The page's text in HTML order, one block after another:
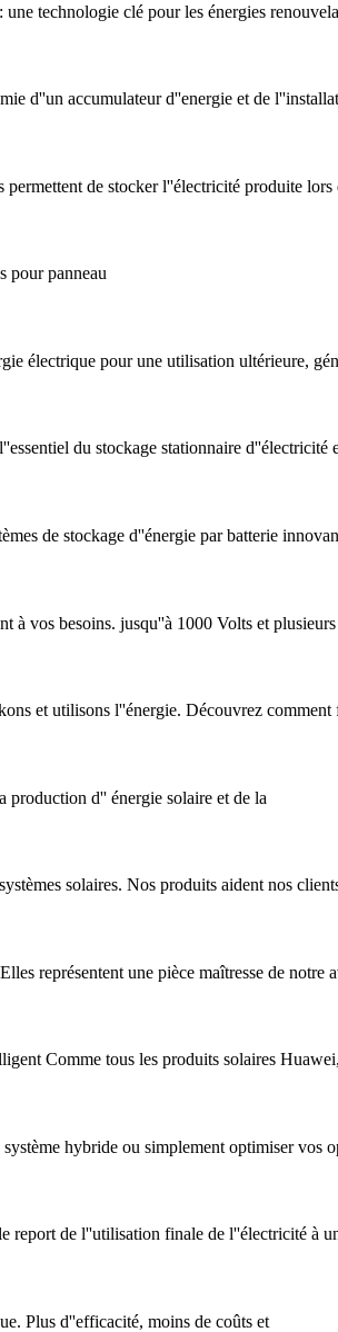
technologie clé pour les énergies
d''un accumulateur d''energie et de
permettent de stocker l''électricité produite lors
pour panneau
électrique pour une utilisation ultérieure,
du stockage stationnaire d''électricité
de stockage d''énergie par batterie
à vos besoins. jusqu''à 1000 Volts et
et utilisons l''énergie. Découvrez comment
production d'' énergie solaire et de la
solaires. Nos produits aident nos
représentent une pièce maîtresse de notre
Comme tous les produits solaires
hybride ou simplement optimiser vos
report de l''utilisation finale de l''électricité à
Plus d''efficacité, moins de coûts et